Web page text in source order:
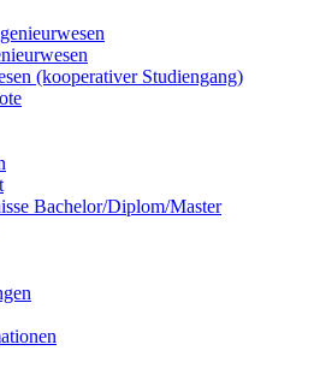
(kooperativer Studiengang)
Bachelor/Diplom/Master